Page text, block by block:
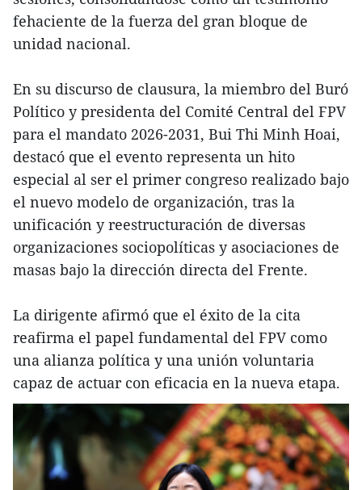
fehaciente de la fuerza del gran bloque de
unidad nacional.
En su discurso de clausura, la miembro del Buró
Político y presidenta del Comité Central del FPV
para el mandato 2026-2031, Bui Thi Minh Hoai,
destacó que el evento representa un hito
especial al ser el primer congreso realizado bajo
el nuevo modelo de organización, tras la
unificación y reestructuración de diversas
organizaciones sociopolíticas y asociaciones de
masas bajo la dirección directa del Frente.
La dirigente afirmó que el éxito de la cita
reafirma el papel fundamental del FPV como
una alianza política y una unión voluntaria
capaz de actuar con eficacia en la nueva etapa.